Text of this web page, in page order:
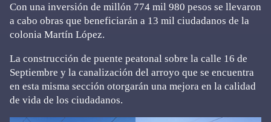
Con una inversión de millón 774 mil 980 pesos se llevaron
a cabo obras que beneficiarán a 13 mil ciudadanos de la
colonia Martín López.
La construcción de puente peatonal sobre la calle 16 de
Septiembre y la canalización del arroyo que se encuentra
en esta misma sección otorgarán una mejora en la calidad
de vida de los ciudadanos.